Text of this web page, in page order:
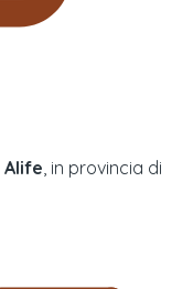
Alife , in provincia di